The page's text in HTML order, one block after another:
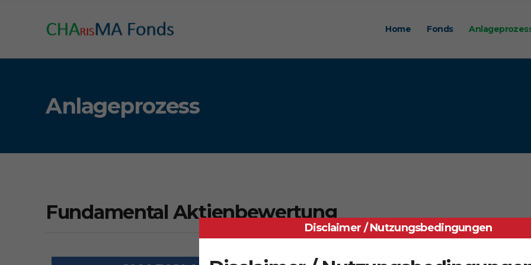
Home Fonds
Anlageprozess
Fundamental Aktienbewertung
Disclaimer / Nutzungsbedingungen